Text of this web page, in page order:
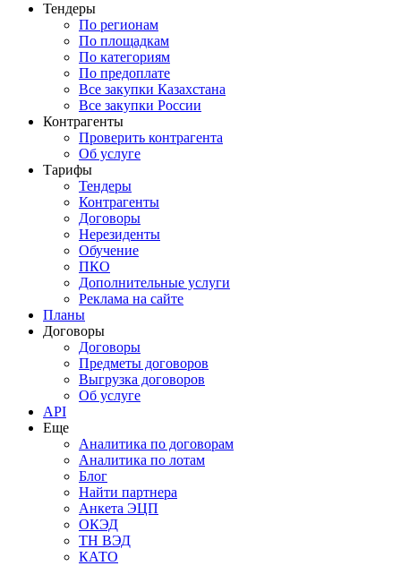
Тендеры
По регионам
По площадкам
По категориям
По предоплате
Все закупки Казахстана
Все закупки России
Контрагенты
Проверить контрагента
Об услуге
Тарифы
Тендеры
Контрагенты
Договоры
Нерезиденты
Обучение
ПКО
Дополнительные услуги
Реклама на сайте
Планы
Договоры
Договоры
Предметы договоров
Выгрузка договоров
Об услуге
API
Еще
Аналитика по договорам
Аналитика по лотам
Блог
Найти партнера
Анкета ЭЦП
ОКЭД
ТН ВЭД
КАТО